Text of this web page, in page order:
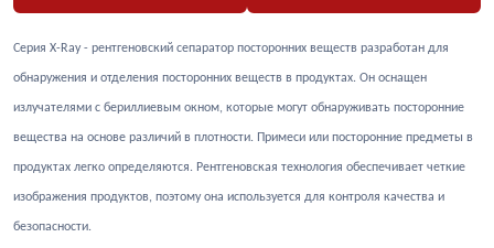
Серия X-Ray - рентгеновский сепаратор посторонних веществ разработан для
обнаружения и отделения посторонних веществ в продуктах. Он оснащен
излучателями с бериллиевым окном, которые могут обнаруживать посторонние
вещества на основе различий в плотности. Примеси или посторонние предметы в
продуктах легко определяются. Рентгеновская технология обеспечивает четкие
изображения продуктов, поэтому она используется для контроля качества и
безопасности.